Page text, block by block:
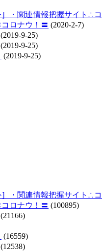
・関連情報把握サイト∴
ロナウ！〓 (2020-2-7)
(2019-9-25)
(2019-9-25)
(2019-9-25)
・関連情報把握サイト∴
ロナウ！〓 (100895)
(21166)
(16559)
(12538)